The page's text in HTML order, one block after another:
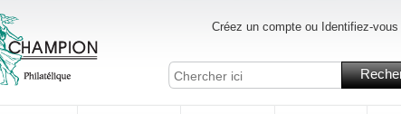
Créez un compte ou Identifiez-vous